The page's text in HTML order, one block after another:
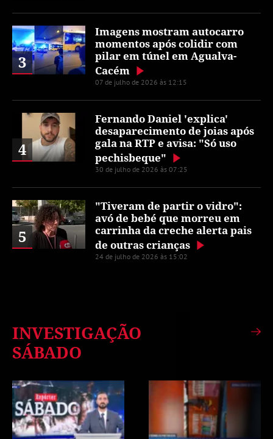
3
Imagens mostram autocarro
momentos após colidir com
pilar em túnel em Agualva-
Cacém
07 de julho de 2026 às 12:15
4
Fernando Daniel 'explica'
desaparecimento de joias após
gala na RTP e avisa: "Só uso
pechisbeque"
30 de julho de 2026 às 07:25
5
"Tiveram de partir o vidro":
avó de bebé que morreu em
carrinha da creche alerta pais
de outras crianças
24 de julho de 2026 às 15:02
INVESTIGAÇÃO
SÁBADO